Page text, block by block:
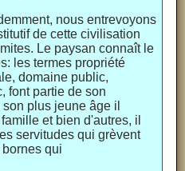
nous entrevoyons
de cette civilisation
Le paysan connaît le
les termes propriété
domaine public,
font partie de son
plus jeune âge il
et bien d'autres, il
servitudes qui grèvent
qui